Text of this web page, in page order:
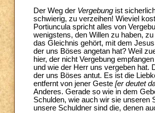
Der Weg der Vergebung ist
schwierig, zu verzeihen! Wieviel
Portiuncula spricht alles von
wenigstens, den Willen zu haben,
das Gleichnis gehört, mit dem
der uns Böses angetan hat? Weil
hier, der nicht Vergebung
und wie der Herr uns vergeben hat.
der uns Böses antut. Es ist die
entfernt von jener Geste [er deutet
Anderes. Gerade so wie in dem
Schulden, wie auch wir sie unseren
unsere Schuldner sind die, denen